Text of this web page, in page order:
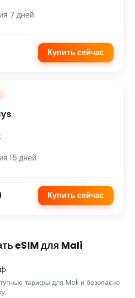
7 дней
Купить сейчас
15 дней
Купить сейчас
eSIM для Mali
тарифы для Mali и безопасно